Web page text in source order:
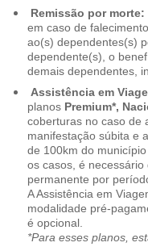
Remissão por morte:
em caso de
ao(s) dependentes(s)
dependente(s), o
demais dependentes,
Assistência em
planos Premium*,
coberturas no caso de
manifestação súbita e
de 100km do
os casos, é
permanente por
A Assistência em
modalidade pré-
é opcional.
*Para esses planos,